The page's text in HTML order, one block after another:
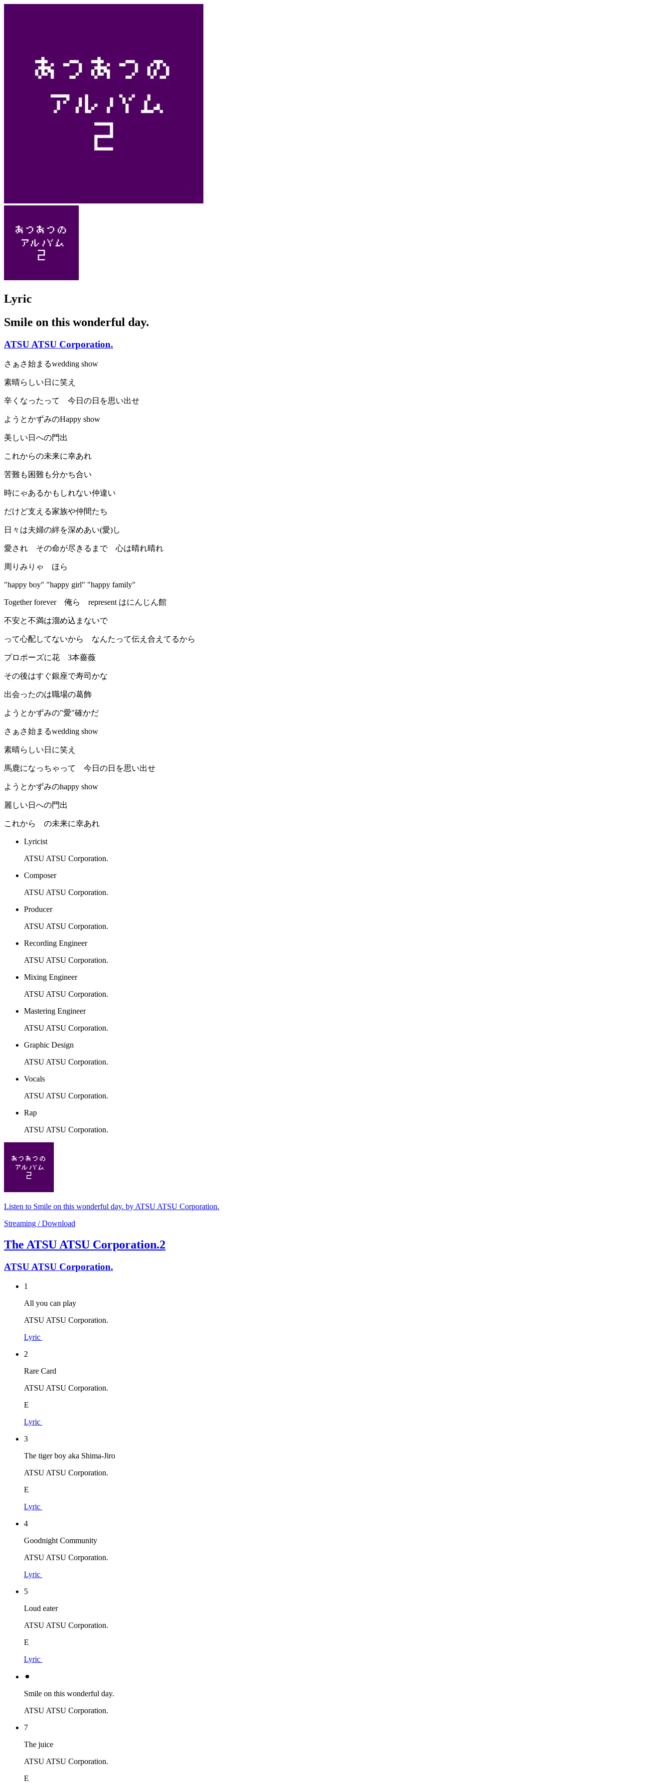
Lyric
Smile on this wonderful day.
ATSU ATSU Corporation.
さぁさ始まるwedding show
素晴らしい日に笑え
辛くなったって 今日の日を思い出せ
ようとかずみのHappy show
美しい日への門出
これからの未来に幸あれ
苦難も困難も分かち合い
時にゃあるかもしれない仲違い
だけど支える家族や仲間たち
日々は夫婦の絆を深めあい(愛)し
愛され その命が尽きるまで 心は晴れ晴れ
周りみりゃ ほら
"happy boy" "happy girl" "happy family"
Together forever 俺ら represent はにんじん館
不安と不満は溜め込まないで
って心配してないから なんたって伝え合えてるから
プロポーズに花 3本薔薇
その後はすぐ銀座で寿司かな
出会ったのは職場の葛飾
ようとかずみの"愛"確かだ
さぁさ始まるwedding show
素晴らしい日に笑え
馬鹿になっちゃって 今日の日を思い出せ
ようとかずみのhappy show
麗しい日への門出
これから の未来に幸あれ
Lyricist
ATSU ATSU Corporation.
Composer
ATSU ATSU Corporation.
Producer
ATSU ATSU Corporation.
Recording Engineer
ATSU ATSU Corporation.
Mixing Engineer
ATSU ATSU Corporation.
Mastering Engineer
ATSU ATSU Corporation.
Graphic Design
ATSU ATSU Corporation.
Vocals
ATSU ATSU Corporation.
Rap
ATSU ATSU Corporation.
Listen to Smile on this wonderful day. by ATSU ATSU Corporation.
Streaming / Download
The ATSU ATSU Corporation.2
ATSU ATSU Corporation.
1
All you can play
ATSU ATSU Corporation.
Lyric
2
Rare Card
ATSU ATSU Corporation.
E
Lyric
3
The tiger boy aka Shima-Jiro
ATSU ATSU Corporation.
E
Lyric
4
Goodnight Community
ATSU ATSU Corporation.
Lyric
5
Loud eater
ATSU ATSU Corporation.
E
Lyric
⚫︎
Smile on this wonderful day.
ATSU ATSU Corporation.
7
The juice
ATSU ATSU Corporation.
E